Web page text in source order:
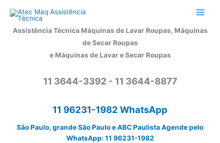
para
Assistência Técnica Máquinas de Lavar Roupas, Máquinas
de Secar Roupas
e Máquinas de Lavar e Secar Roupas
11 3644-3392 - 11 3644-8877
11 96231-1982 WhatsApp
São Paulo, grande São Paulo e ABC Paulista Agende pelo
WhatsApp: 11 96231-1982